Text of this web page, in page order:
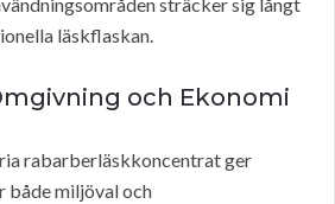
läskflaskan.
och Ekonomi
rabarberläskkoncentrat ger
både miljöval och